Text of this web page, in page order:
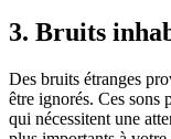
3. Bruits
Des bruits étranges
être ignorés. Ces sons
qui nécessitent une